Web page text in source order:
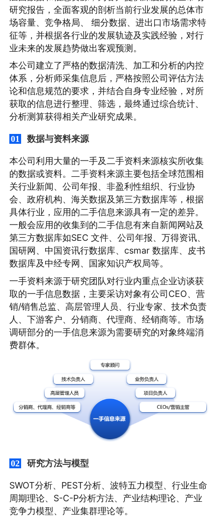
研究报告，全面客观的剖析当前行业发展的总体市
场容量、竞争格局、 细分数据、进出口市场需求特
征等，并根据各行业的发展轨迹及实践经验，对行
业未来的发展趋势做出客观预测。
本公司建立了严格的数据清洗、加工和分析的内控
体系，分析师采集信息后，严格按照公司评估方法
论和信息规范的要求，并结合自身专业经验，对所
获取的信息进行整理、筛选，最终通过综合统计、
分析测算获得相关产业研究成果。
01 数据与资料来源
本公司利用大量的一手及二手资料来源核实所收集
的数据或资料。二手资料来源主要包括全球范围相
关行业新闻、公司年报、非盈利性组织、行业协
会、政府机构、海关数据及第三方数据库等，根据
具体行业，应用的二手信息来源具有一定的差异。
一般会应用的收集到的二手信息有来自新闻网站及
第三方数据库如SEC 文件、公司年报、万得资讯、
国研网、中国资讯行数据库、csmar 数据库、皮书
数据库及中经专网、国家知识产权局等。
一手资料来源于研究团队对行业内重点企业访谈获
取的一手信息数据，主要采访对象有公司CEO、营
销/销售总监、高层管理人员、行业专家、技术负责
人、下游客户、分销商、代理商、经销商等。市场
调研部分的一手信息来源为需要研究的对象终端消
费群体。
02 研究方法与模型
SWOT分析、PEST分析、波特五力模型、行业生命
周期理论、S-C-P分析方法、产业结构理论、产业
竞争力模型、产业集群理论等。